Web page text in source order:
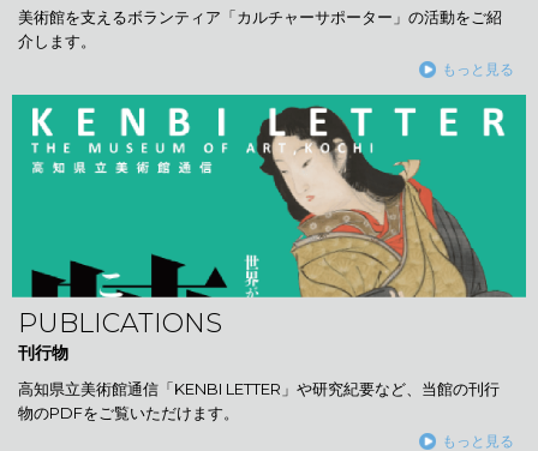
美術館を支えるボランティア「カルチャーサポーター」の活動をご紹
介します。
もっと見る
PUBLICATIONS
刊行物
高知県立美術館通信「KENBI LETTER」や研究紀要など、当館の刊行
物のPDFをご覧いただけます。
もっと見る